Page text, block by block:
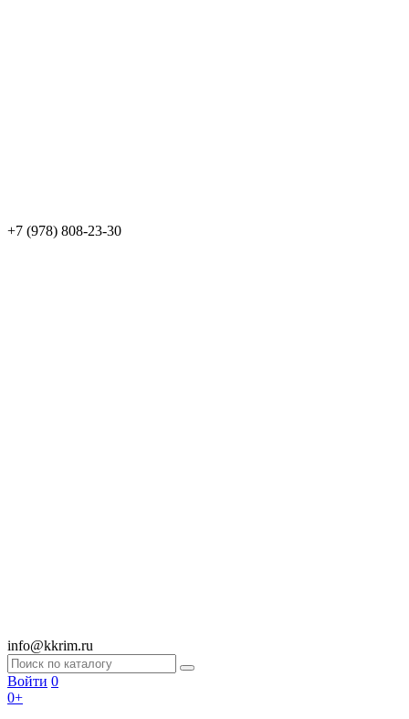
+7 (978) 808-23-30
info@kkrim.ru
Войти 0
0+